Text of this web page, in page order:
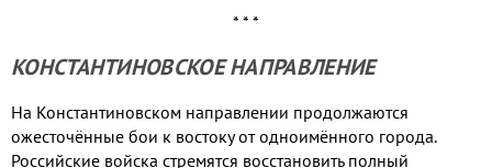
* * *
КОНСТАНТИНОВСКОЕ НАПРАВЛЕНИЕ
На Константиновском направлении продолжаются
ожесточённые бои к востоку от одноимённого города.
Российские войска стремятся восстановить полный